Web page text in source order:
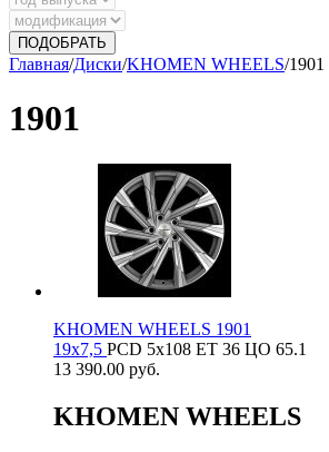
ПОДОБРАТЬ
Главная/Диски/KHOMEN WHEELS/1901
1901
KHOMEN WHEELS 1901
19х7,5 PCD 5x108 ET 36 ЦО 65.1
13 390.00 руб.
KHOMEN WHEELS